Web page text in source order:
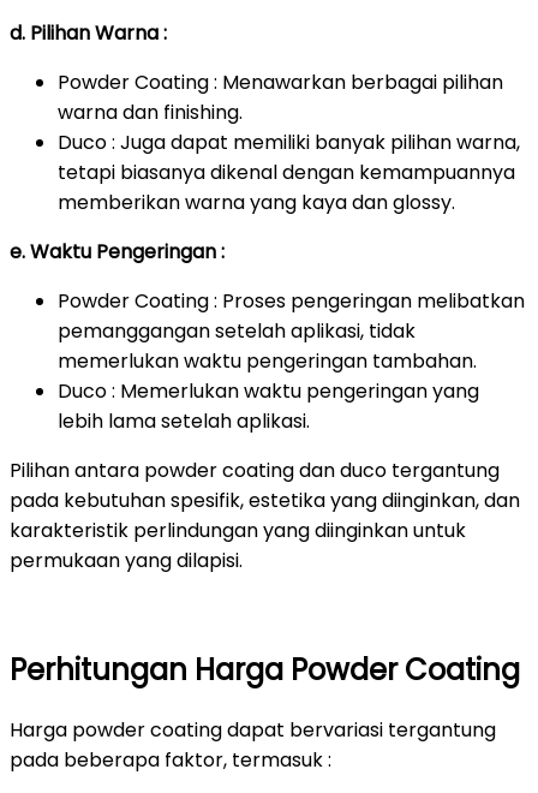
d. Pilihan Warna :
Powder Coating : Menawarkan berbagai pilihan
warna dan finishing.
Duco : Juga dapat memiliki banyak pilihan warna,
tetapi biasanya dikenal dengan kemampuannya
memberikan warna yang kaya dan glossy.
e. Waktu Pengeringan :
Powder Coating : Proses pengeringan melibatkan
pemanggangan setelah aplikasi, tidak
memerlukan waktu pengeringan tambahan.
Duco : Memerlukan waktu pengeringan yang
lebih lama setelah aplikasi.
Pilihan antara powder coating dan duco tergantung
pada kebutuhan spesifik, estetika yang diinginkan, dan
karakteristik perlindungan yang diinginkan untuk
permukaan yang dilapisi.
Perhitungan Harga Powder Coating
Harga powder coating dapat bervariasi tergantung
pada beberapa faktor, termasuk :